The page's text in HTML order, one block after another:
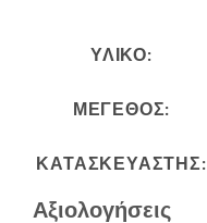
ΥΛΙΚΟ:
ΜΕΓΕΘΟΣ:
ΚΑΤΑΣΚΕΥΑΣΤΗΣ:
Αξιολογήσεις